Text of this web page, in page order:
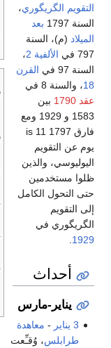
التقويم الگريگوري،
السنة 1797
بعد
الميلاد (م)، السنة
797 في
الألفية 2
،
السنة 97 في
القرن
18، والسنة 8 في
عقد 1790
بين
1583 و 1929 ومع
فارق 1797 is 11
يوم عن التقويم
اليوليوسي، والذين
ظلوا مستخدمين
حتى التحول الكامل
إلى التقويم
الگريگوري في
1929
أحداث
يناير-مارس
3 يناير - معاهدة
طرابلس، وُقـِّعت